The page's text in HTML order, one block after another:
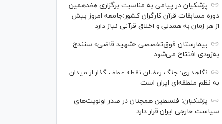
پزشکیان در پیامی به مناسبت برگزاری هفدهمین
دوره مسابقات قرآن کارگران کشور:جامعه امروز بیش
از هر زمان به همدلی و اخلاق قرآنی نیاز دارد
بیمارستان فوق‌تخصصی «شهید قاضی» سنندج
به‌زودی افتتاح می‌شود
نگاهداری: جنگ رمضان نقطه عطف گذار از میدان
به نظم منطقه‌ای ایران است
پزشکیان: فلسطین همچنان در صدر اولویت‌های
سیاست خارجی ایران قرار دارد